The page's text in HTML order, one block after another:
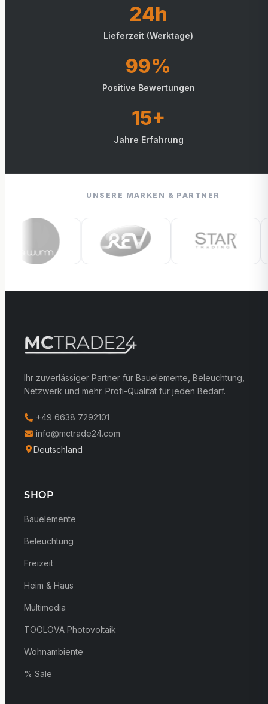
24h
Lieferzeit (Werktage)
99%
Positive Bewertungen
15+
Jahre Erfahrung
UNSERE MARKEN & PARTNER
Ihr zuverlässiger Partner für Bauelemente, Beleuchtung,
Netzwerk und mehr. Profi-Qualität für jeden Bedarf.
+49 6638 7292101
info@mctrade24.com
Deutschland
SHOP
Bauelemente
Beleuchtung
Freizeit
Heim & Haus
Multimedia
TOOLOVA Photovoltaik
Wohnambiente
% Sale